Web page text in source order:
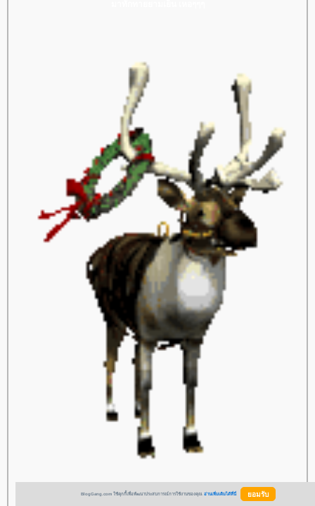
+++ค ลิ๊ ก ที่ นี่+++
BlogGang.com ใช้คุกกี้เพื่อพัฒนาประสบการณ์การใช้งานของคุณ อ่านเพิ่มเติมได้ที่นี่